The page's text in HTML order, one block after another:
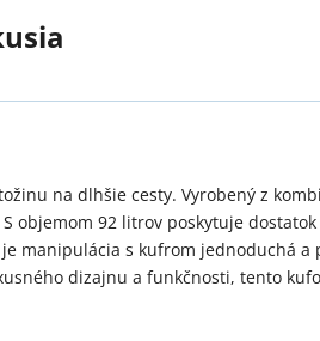
na dlhšie cesty. Vyrobený z
objemom 92 litrov poskytuje
manipulácia s kufrom jednoduchá a
dizajnu a funkčnosti, tento